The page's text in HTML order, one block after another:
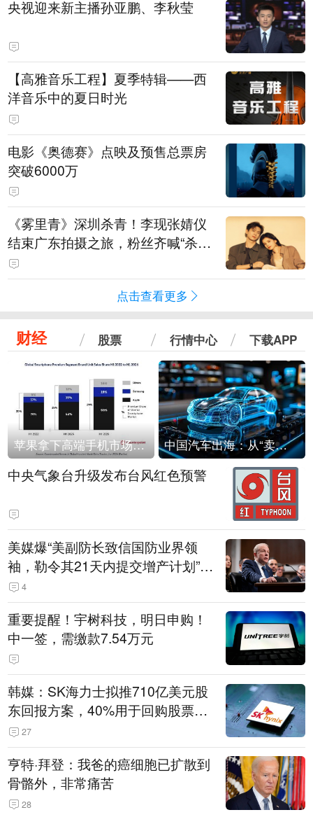
央视迎来新主播孙亚鹏、李秋莹
【高雅音乐工程】夏季特辑——西
洋音乐中的夏日时光
电影《奥德赛》点映及预售总票房
突破6000万
《雾里青》深圳杀青！李现张婧仪
结束广东拍摄之旅，粉丝齐喊“杀青
快乐”
点击查看更多
财经 股票 行情中心 下载APP
苹果拿下高端手机市场65%的份额：iPhone 17系列功不可没 中国汽车出海：从“卖出去”到“走进去”
中央气象台升级发布台风红色预警
美媒爆“美副防长致信国防业界领
袖，勒令其21天内提交增产计划”，
五角大楼回应
4
重要提醒！宇树科技，明日申购！
中一签，需缴款7.54万元
韩媒：SK海力士拟推710亿美元股
东回报方案，40%用于回购股票，
相当于美股发行规模
27
亨特·拜登：我爸的癌细胞已扩散到
骨骼外，非常痛苦
28